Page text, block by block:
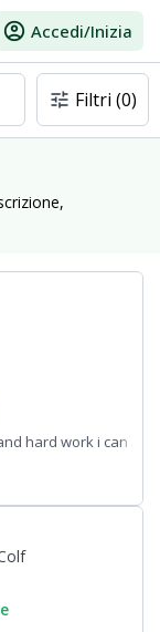
account_circle Accedi/Inizia
tune Filtri (0)
hard work i can